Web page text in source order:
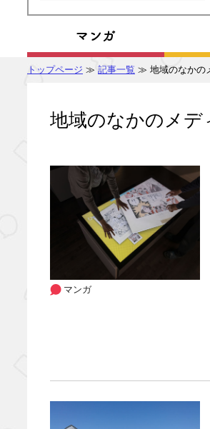
トップページ ≫ 記事一覧 ≫ 地域のなかの
地域のなかのメデ
マンガ